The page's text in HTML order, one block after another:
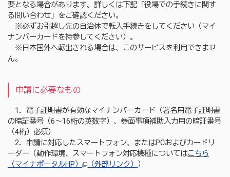
要となる場合があります。詳しくは下記「役場での手続きに関す
る問い合わせ」をご確認ください。
※必ずお引越し先の自治体で転入手続きをしてください（マイ
ナンバーカードを持参してください）。
※日本国外へ転出される場合は、このサービスを利用できませ
ん。
申請に必要なもの
1．電子証明書が有効なマイナンバーカード（署名用電子証明書
の暗証番号（6～16桁の英数字）、券面事項補助入力用の暗証番号
（4桁）必須）
2．申請に対応したスマートフォン、またはPCおよびカードリ
ーダー（動作環境、スマートフォン対応機種についてはこちら
（マイナポータルHP）
（外部リンク） ）